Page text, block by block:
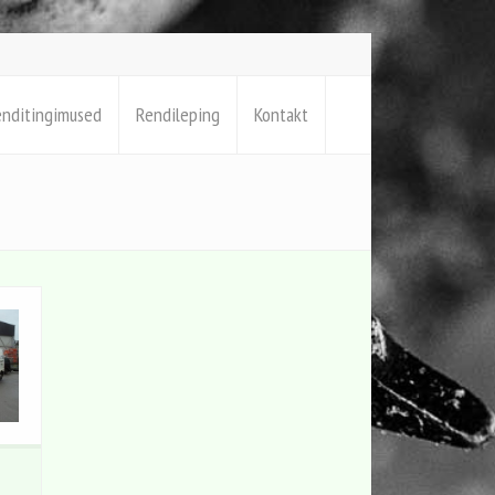
Rendileping Kontakt